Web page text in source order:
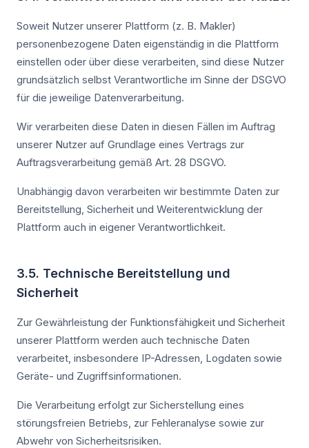
Soweit Nutzer unserer Plattform (z. B. Makler)
personenbezogene Daten eigenständig in die Plattform
einstellen oder über diese verarbeiten, sind diese Nutzer
grundsätzlich selbst Verantwortliche im Sinne der DSGVO
für die jeweilige Datenverarbeitung.
Wir verarbeiten diese Daten in diesen Fällen im Auftrag
unserer Nutzer auf Grundlage eines Vertrags zur
Auftragsverarbeitung gemäß Art. 28 DSGVO.
Unabhängig davon verarbeiten wir bestimmte Daten zur
Bereitstellung, Sicherheit und Weiterentwicklung der
Plattform auch in eigener Verantwortlichkeit.
3.5. Technische Bereitstellung und
Sicherheit
Zur Gewährleistung der Funktionsfähigkeit und Sicherheit
unserer Plattform werden auch technische Daten
verarbeitet, insbesondere IP-Adressen, Logdaten sowie
Geräte- und Zugriffsinformationen.
Die Verarbeitung erfolgt zur Sicherstellung eines
störungsfreien Betriebs, zur Fehleranalyse sowie zur
Abwehr von Sicherheitsrisiken.